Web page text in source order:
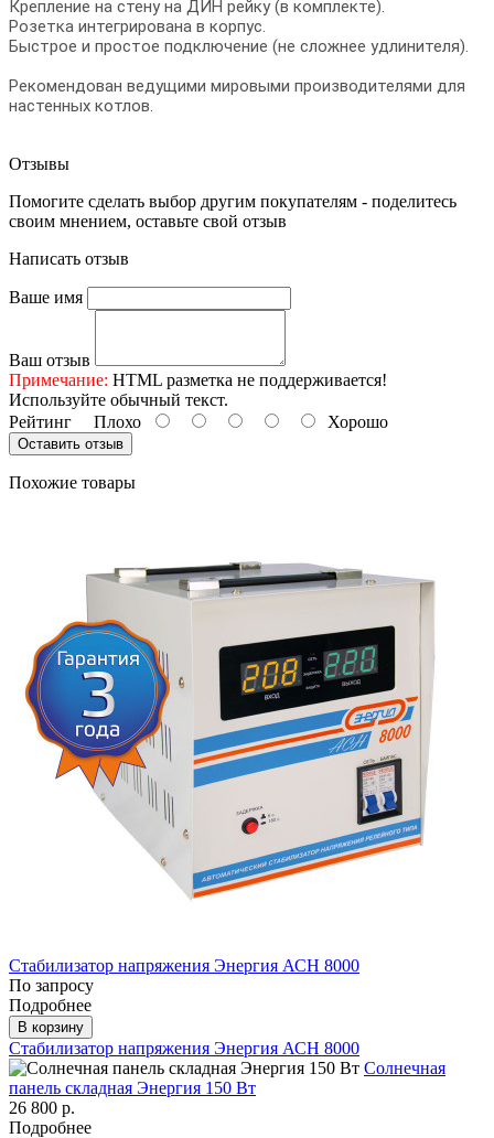
Крепление на стену на ДИН рейку (в комплекте).
Розетка интегрирована в корпус.
Быстрое и простое подключение (не сложнее удлинителя).
Рекомендован ведущими мировыми производителями для
настенных котлов.
Отзывы
Помогите сделать выбор другим покупателям - поделитесь
своим мнением, оставьте свой отзыв
Написать отзыв
Ваше имя
Ваш отзыв
Примечание: HTML разметка не поддерживается!
Используйте обычный текст.
Рейтинг Плохо Хорошо
Оставить отзыв
Похожие товары
Стабилизатор напряжения Энергия АСН 8000
По запросу
Подробнее
В корзину
Стабилизатор напряжения Энергия АСН 8000
Солнечная
панель складная Энергия 150 Вт
26 800 р.
Подробнее